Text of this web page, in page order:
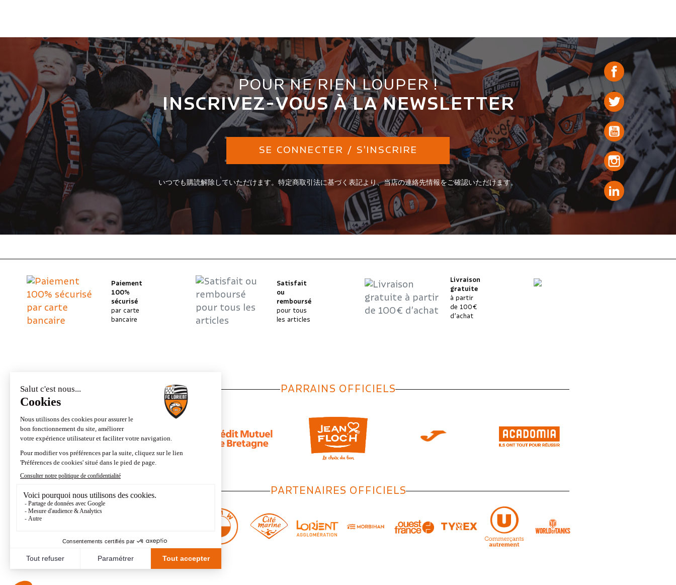
POUR NE RIEN LOUPER !
INSCRIVEZ-VOUS À LA NEWSLETTER
SE CONNECTER / S'INSCRIRE
いつでも購読解除していただけます。特定商取引法に基づく表記より、当店の連絡先情報をご確認いただけます。
Paiement
100%
sécurisé
par carte
bancaire
Satisfait
ou
remboursé
pour tous
les articles
Livraison
gratuite
à partir
de 100€
d’achat
PARRAINS OFFICIELS
PARTENAIRES OFFICIELS